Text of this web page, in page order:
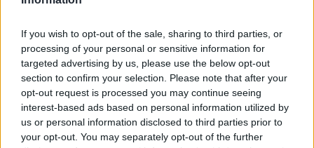
If you wish to opt-out of the sale, sharing to third parties, or
processing of your personal or sensitive information for
targeted advertising by us, please use the below opt-out
section to confirm your selection. Please note that after your
opt-out request is processed you may continue seeing
interest-based ads based on personal information utilized by
us or personal information disclosed to third parties prior to
your opt-out. You may separately opt-out of the further